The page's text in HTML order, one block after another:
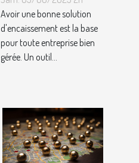
d'encaissement
pour votre
entreprise ?
Avoir une bonne solution
d'encaissement est la base
pour toute entreprise bien
gérée. Un outil...